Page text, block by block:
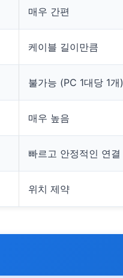
매우 간편
케이블 길이만큼
불가능 (PC 1대당 1개)
매우 높음
빠르고 안정적인 연결
위치 제약